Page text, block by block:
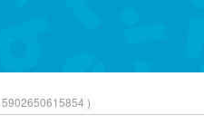
5902650615854 )